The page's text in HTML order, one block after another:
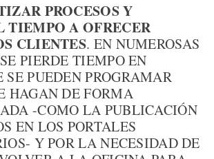
PROCESOS Y
TIEMPO A OFRECER
CLIENTES. EN NUMEROSAS
PIERDE TIEMPO EN
SE PUEDEN PROGRAMAR
HAGAN DE FORMA
-COMO LA PUBLICACIÓN
EN LOS PORTALES
Y POR LA NECESIDAD DE